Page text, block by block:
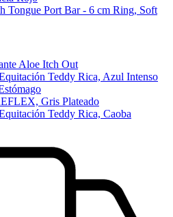
Tongue Port Bar - 6 cm Ring, Soft
Aloe Itch Out
Teddy Rica, Azul Intenso
Gris Plateado
Teddy Rica, Caoba